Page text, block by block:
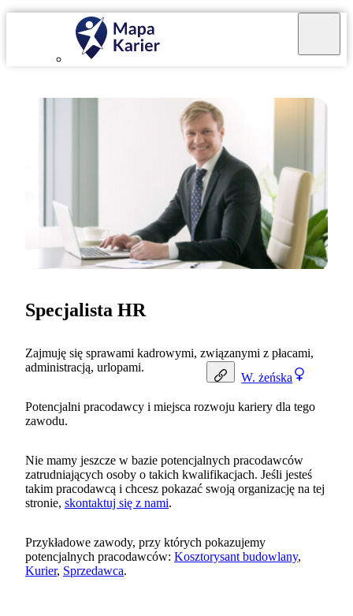
W. żeńska
Specjalista HR
Zajmuję się sprawami kadrowymi, związanymi z płacami,
administracją, urlopami.
Potencjalni pracodawcy i miejsca rozwoju kariery dla tego
zawodu.
Nie mamy jeszcze w bazie potencjalnych pracodawców
zatrudniających osoby o takich kwalifikacjach. Jeśli jesteś
takim pracodawcą i chcesz pokazać swoją organizację na tej
stronie, skontaktuj się z nami.
Przykładowe zawody, przy których pokazujemy
potencjalnych pracodawców: Kosztorysant budowlany,
Kurier, Sprzedawca.